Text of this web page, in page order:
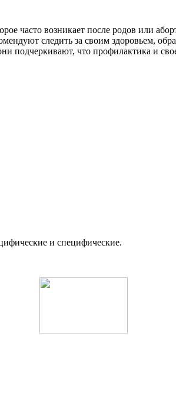
часто возникает после родов или
следить за своим здоровьем,
подчеркивают, что профилактика и
и специфические.